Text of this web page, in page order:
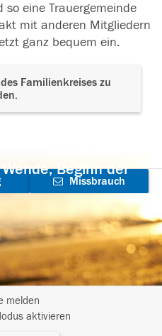
eine Trauergemeinde
mit anderen Mitgliedern
ganz bequem ein.
Familienkreises zu
Beginn der
Missbrauch
melden
aktivieren